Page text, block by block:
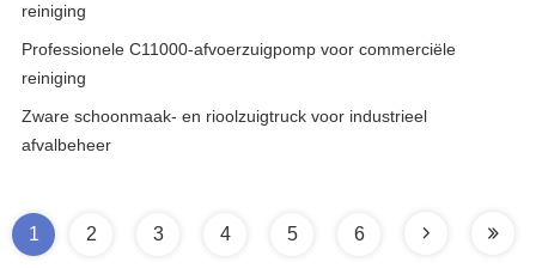
reiniging
Professionele C11000-afvoerzuigpomp voor commerciële
reiniging
Zware schoonmaak- en rioolzuigtruck voor industrieel
afvalbeheer
1 2 3 4 5 6